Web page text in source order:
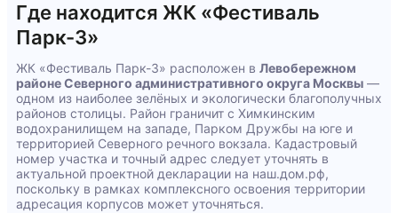
Где находится ЖК «Фестиваль
Парк-3»
ЖК «Фестиваль Парк-3» расположен в Левобережном
районе Северного административного округа Москвы —
одном из наиболее зелёных и экологически благополучных
районов столицы. Район граничит с Химкинским
водохранилищем на западе, Парком Дружбы на юге и
территорией Северного речного вокзала. Кадастровый
номер участка и точный адрес следует уточнять в
актуальной проектной декларации на наш.дом.рф,
поскольку в рамках комплексного освоения территории
адресация корпусов может уточняться.